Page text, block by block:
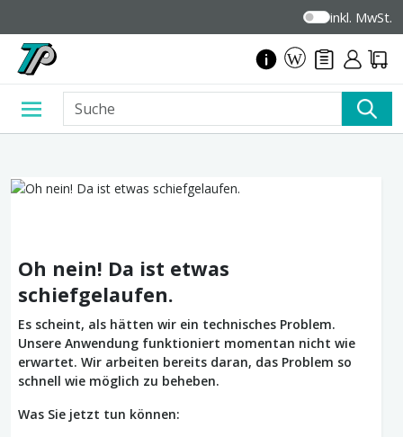
inkl. MwSt.
Oh nein! Da ist etwas
schiefgelaufen.
Es scheint, als hätten wir ein technisches Problem.
Unsere Anwendung funktioniert momentan nicht wie
erwartet. Wir arbeiten bereits daran, das Problem so
schnell wie möglich zu beheben.
Was Sie jetzt tun können: